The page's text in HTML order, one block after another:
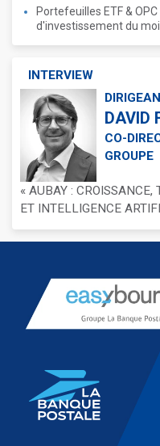
Portefeuilles ETF &
d'investissement du
INTERVIEW
DAVID
CO-
GROUPE
« AUBAY :
ET INTELLIGENCE